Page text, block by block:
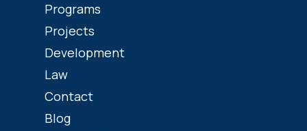
Programs
Projects
Development
Law
Contact
Blog